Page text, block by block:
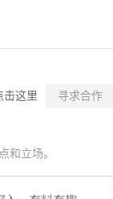
击这里 寻求合作
和立场。